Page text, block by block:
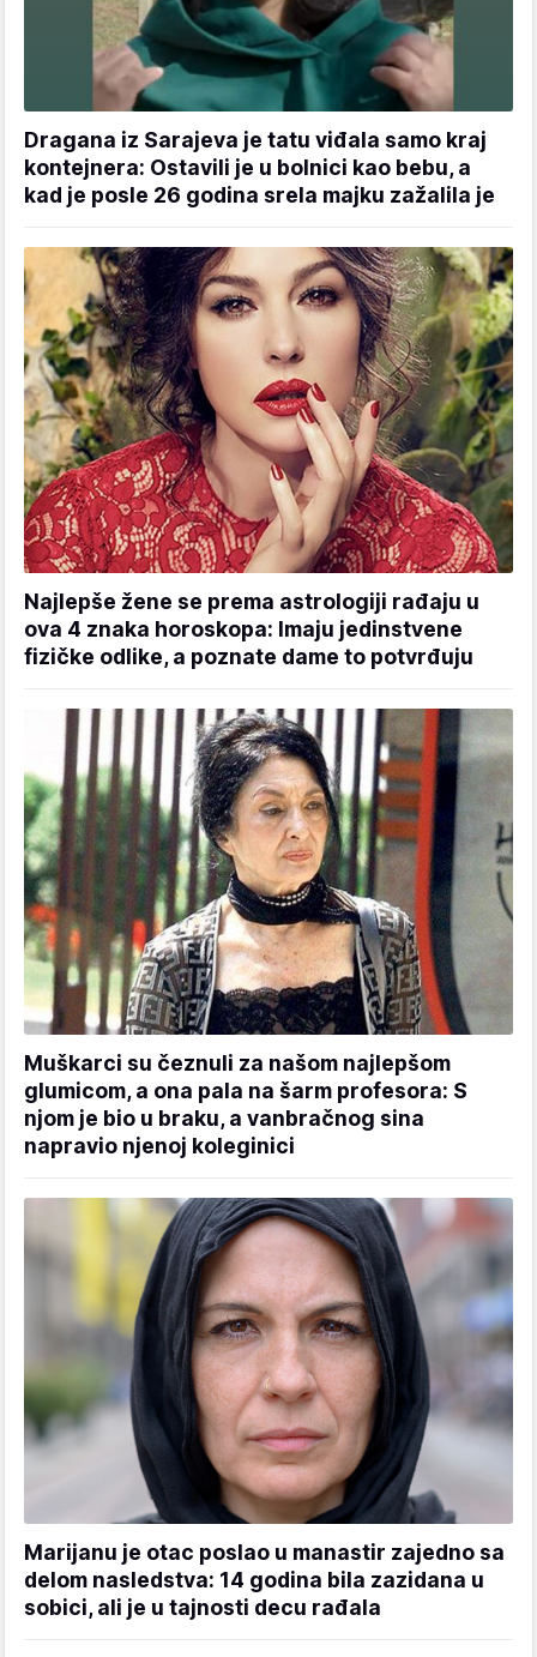
Dragana iz Sarajeva je tatu viđala samo kraj
kontejnera: Ostavili je u bolnici kao bebu, a
kad je posle 26 godina srela majku zažalila je
Najlepše žene se prema astrologiji rađaju u
ova 4 znaka horoskopa: Imaju jedinstvene
fizičke odlike, a poznate dame to potvrđuju
Muškarci su čeznuli za našom najlepšom
glumicom, a ona pala na šarm profesora: S
njom je bio u braku, a vanbračnog sina
napravio njenoj koleginici
Marijanu je otac poslao u manastir zajedno sa
delom nasledstva: 14 godina bila zazidana u
sobici, ali je u tajnosti decu rađala